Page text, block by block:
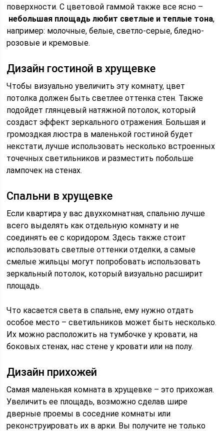
поверхности. С цветовой гаммой также все ясно –
небольшая площадь любит светлые и теплые тона,
например: молочные, белые, светло-серые, бледно-
розовые и кремовые.
Дизайн гостиной в хрущевке
Чтобы визуально увеличить эту комнату, цвет
потолка должен быть светлее оттенка стен. Также
подойдет глянцевый натяжной потолок, который
создаст эффект зеркального отражения. Большая и
громоздкая люстра в маленькой гостиной будет
некстати, лучше использовать несколько встроенных
точечных светильников и разместить побольше
лампочек на стенах.
Спальни в хрущевке
Если квартира у вас двухкомнатная, спальню лучше
всего выделять как отдельную комнату и не
соединять ее с коридором. Здесь также стоит
использовать светлые оттенки отделки, а самые
смелые жильцы могут попробовать использовать
зеркальный потолок, который визуально расширит
площадь.
Что касается света в спальне, ему нужно отдать
особое место – светильников может быть несколько.
Их можно расположить на тумбочке у кровати, на
боковых стенах, нас стене у кровати или на полу.
Дизайн прихожей
Самая маленькая комната в хрущевке – это прихожая.
Увеличить ее площадь, возможно сделав шире
дверные проемы в соседние комнаты или
реконструировать их в арки. Вы получите не только